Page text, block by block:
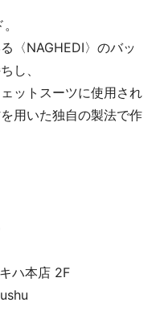
〈NAGHEDI〉のバッ
し、
ットスーツに使用され
用いた独自の製法で作
ハ本店 2F